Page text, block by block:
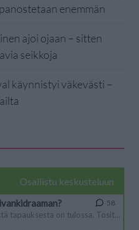
enemmän
ajoi ojaan – sitten
seikkoja
käynnistyi väkevästi –